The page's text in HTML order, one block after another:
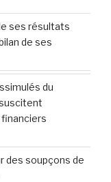
ses résultats
de ses
du
financiers
des soupçons de